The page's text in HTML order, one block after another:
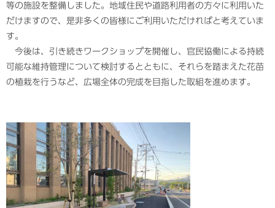
等の施設を整備しました。地域住民や道路利用者の方々に利用いた
だけますので、是非多くの皆様にご利用いただければと考えていま
す。
今後は、引き続きワークショップを開催し、官民協働による持続
可能な維持管理について検討するとともに、それらを踏まえた花苗
の植栽を行うなど、広場全体の完成を目指した取組を進めます。